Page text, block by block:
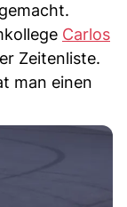
Carlos
Zeitenliste.
man einen